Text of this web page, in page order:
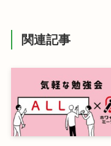
関連記事